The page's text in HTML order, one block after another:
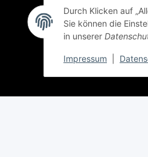
Durch Klicken auf
Sie können die
in unserer
Impressum